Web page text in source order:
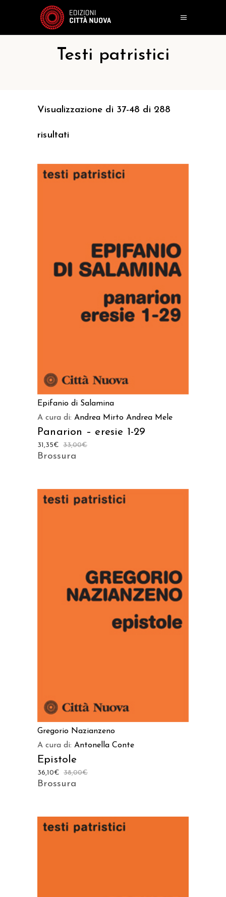
Testi patristici
Visualizzazione di 37-48 di 288
risultati
Epifanio di Salamina
A cura di: Andrea Mirto Andrea Mele
Panarion – eresie 1-29
33,00€
31,35€
Brossura
Gregorio Nazianzeno
A cura di: Antonella Conte
Epistole
38,00€
36,10€
Brossura